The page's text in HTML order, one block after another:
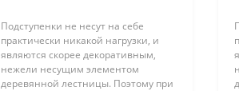
Подступенки не несут на себе
практически никакой нагрузки, и
являются скорее декоративным,
нежели несущим элементом
деревянной лестницы. Поэтому при